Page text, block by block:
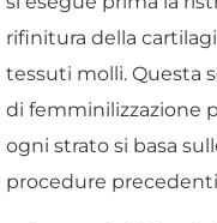
rifinitura della
tessuti molli. Questa
di femminilizzazione
ogni strato si basa
procedure